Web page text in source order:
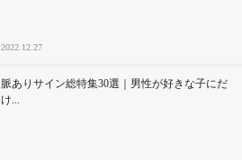
2022.12.27
脈ありサイン総特集30選｜男性が好きな子にだ
け...